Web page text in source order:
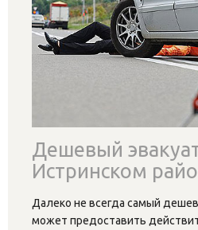
Дешевый
Истринском
Далеко не всегда самый
может предоставить